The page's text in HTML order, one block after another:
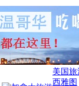
美国
西雅图